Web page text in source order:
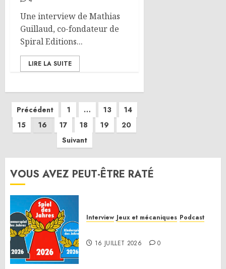
Une interview de Mathias
Guillaud, co-fondateur de
Spiral Editions...
LIRE LA SUITE
Pagination
des
publications
Précédent 1 … 13
14
15
16 17 18 19
20
Suivant
VOUS AVEZ PEUT-ÊTRE RATÉ
Interview Jeux et mécaniques Podcast
16 JUILLET 2026 0